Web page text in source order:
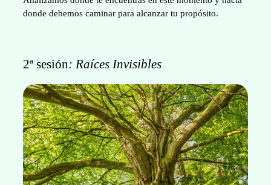
donde debemos caminar para alcanzar tu propósito.
2ª sesión: Raíces Invisibles